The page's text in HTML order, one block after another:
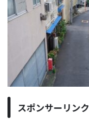
スポンサーリンク